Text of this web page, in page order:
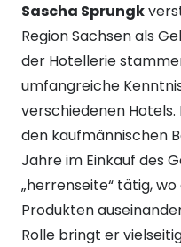
Sascha Sprungk
Region Sachsen als
der Hotellerie
umfangreiche
verschiedenen
den kaufmännischen
Jahre im Einkauf des
„herrenseite“ tätig,
Produkten
Rolle bringt er